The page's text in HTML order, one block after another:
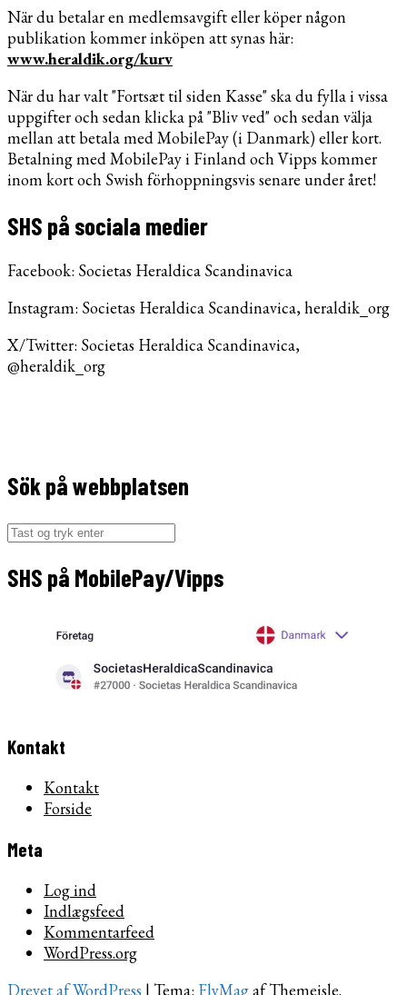
När du betalar en medlemsavgift eller köper någon
publikation kommer inköpen att synas här:
www.heraldik.org/kurv
När du har valt "Fortsæt til siden Kasse" ska du fylla i vissa
uppgifter och sedan klicka på "Bliv ved" och sedan välja
mellan att betala med MobilePay (i Danmark) eller kort.
Betalning med MobilePay i Finland och Vipps kommer
inom kort och Swish förhoppningsvis senare under året!
SHS på sociala medier
Facebook: Societas Heraldica Scandinavica
Instagram: Societas Heraldica Scandinavica, heraldik_org
X/Twitter: Societas Heraldica Scandinavica,
@heraldik_org
Sök på webbplatsen
Søg
SHS på MobilePay/Vipps
Kontakt
Kontakt
Forside
Meta
Log ind
Indlægsfeed
Kommentarfeed
WordPress.org
Drevet af WordPress | Tema: FlyMagaf Themeisle.